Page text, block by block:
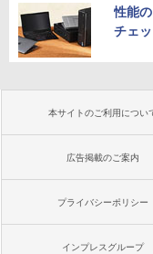
性能
チェッ
本サイトのご利用につい
広告掲載のご案内
プライバシーポリシー
インプレスグループ